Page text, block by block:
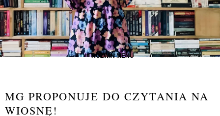
≡ ROZWIŃ MENU
MG PROPONUJE DO CZYTANIA NA
WIOSNĘ!